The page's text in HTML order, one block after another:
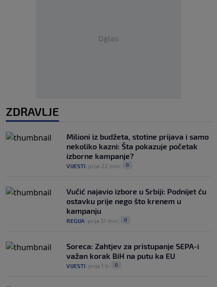
Oglas
ZDRAVLJE
Milioni iz budžeta, stotine prijava i samo
nekoliko kazni: Šta pokazuje početak
izborne kampanje?
VIJESTI prije 22 min 0
Vučić najavio izbore u Srbiji: Podnijet ću
ostavku prije nego što krenem u
kampanju
REGIJA prije 51 min 0
Soreca: Zahtjev za pristupanje SEPA-i
važan korak BiH na putu ka EU
VIJESTI prije 1 h 0